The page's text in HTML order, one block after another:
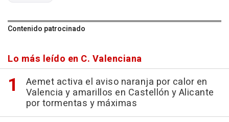
Contenido patrocinado
Lo más leído en C. Valenciana
Aemet activa el aviso naranja por calor en
Valencia y amarillos en Castellón y Alicante
por tormentas y máximas